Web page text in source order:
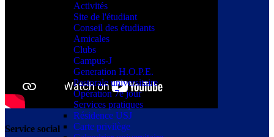
Activités
Site de l'étudiant
Conseil des étudiants
Amicales
Clubs
Campus-J
Generation H.O.P.E.
Pastorale universitaire
Opération 7e jour
Services pratiques
Résidence USJ
Carte privilège
Service social